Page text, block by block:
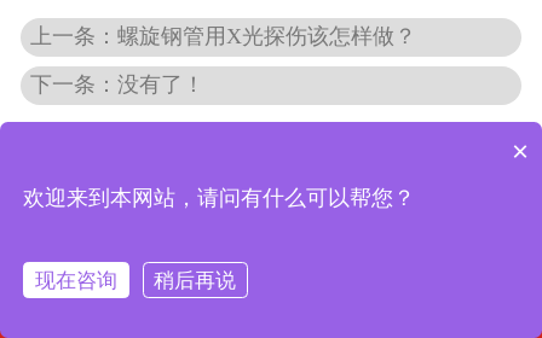
上一条：螺旋钢管用X光探伤该怎样做？
下一条：没有了！
 
×
欢迎来到本网站，请问有什么可以帮您？
现在咨询 稍后再说